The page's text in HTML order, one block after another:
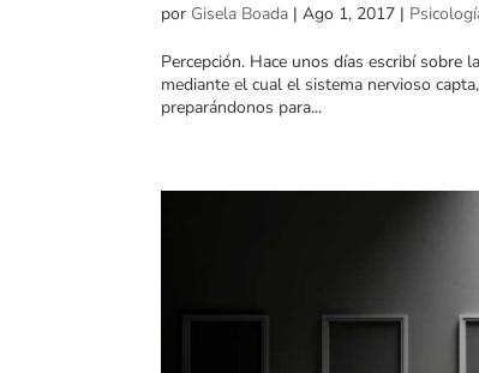
por Gisela Boada |Ago 1, 2017 |
Percepción. Hace unos días escribí sobre
mediante el cual el sistema nervioso
preparándonos para...